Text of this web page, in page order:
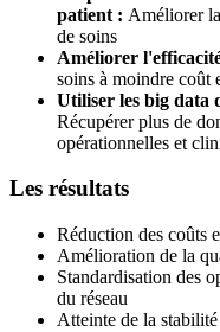
patient : Améliorer
de soins
Améliorer
soins à moindre coût
Utiliser les big data
Récupérer plus de
opérationnelles et
Les résultats
Réduction des coûts
Amélioration de la
Standardisation des
du réseau
Atteinte de la